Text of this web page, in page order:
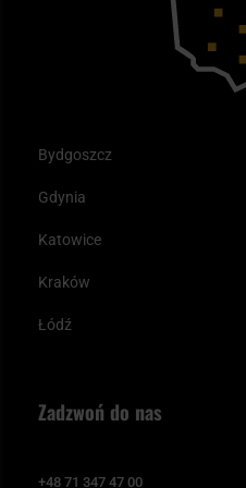
Bydgoszcz
Gdynia
Katowice
Kraków
Łódź
Zadzwoń do nas
+48 71 347 47 00